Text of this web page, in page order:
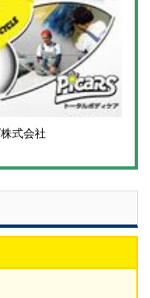
式会社